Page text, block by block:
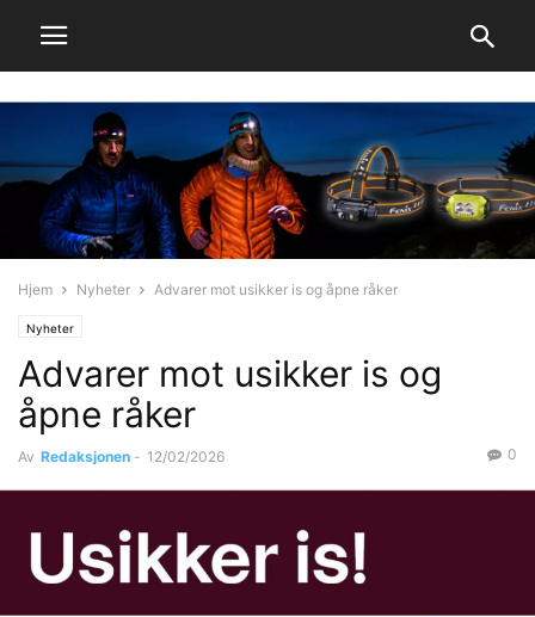
Hjem Nyheter Advarer mot usikker is og åpne råker
Nyheter
Advarer mot usikker is og
åpne råker
Av Redaksjonen - 12/02/2026 0